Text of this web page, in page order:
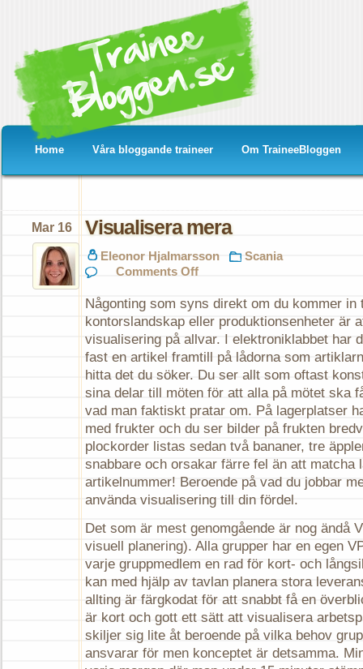
Home Våra bloggande traineer Om TraineeBloggen
Visualisera mera
Mar 16
Eleonor Hjalmarsson
Scania
Comments Off
Någonting som syns direkt om du kommer in
kontorslandskap eller produktionsenheter är
visualisering på allvar. I elektroniklabbet har
fast en artikel framtill på lådorna som
hitta det du söker. Du ser allt som oftast
sina delar till möten för att alla på mötet ska
vad man faktiskt pratar om. På lagerplatser
med frukter och du ser bilder på frukten
plockorder listas sedan två bananer, tre
snabbare och orsakar färre fel än att matcha
artikelnummer! Beroende på vad du jobbar
använda visualisering till din fördel.
Det som är mest genomgående är nog ändå
visuell planering). Alla grupper har en egen
varje gruppmedlem en rad för kort- och
kan med hjälp av tavlan planera stora
allting är färgkodat för att snabbt få en
är kort och gott ett sätt att visualisera
skiljer sig lite åt beroende på vilka behov
ansvarar för men konceptet är detsamma.